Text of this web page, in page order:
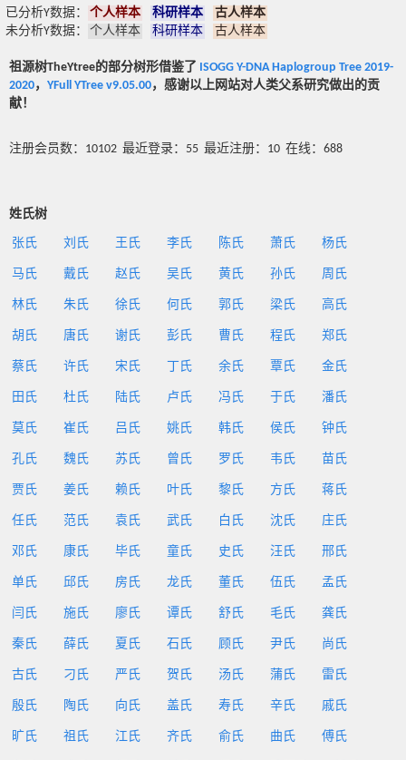
已分析Y数据： 个人样本 科研样本
古人样本
未分析Y数据：
个人样本 科研样本 古人样本
祖源树TheYtree的部分树形借鉴了 ISOGG Y-DNA Haplogroup Tree 2019-
2020， YFull YTree v9.05.00，感谢以上网站对人类父系研究做出的贡
献！
注册会员数：10102 最近登录：55 最近注册：10 在线：688
姓氏树
张氏 刘氏 王氏 李氏 陈氏 萧氏 杨氏
马氏 戴氏 赵氏 吴氏 黄氏 孙氏 周氏
林氏 朱氏 徐氏 何氏 郭氏 梁氏 高氏
胡氏 唐氏 谢氏 彭氏 曹氏 程氏 郑氏
蔡氏 许氏 宋氏 丁氏 余氏 覃氏 金氏
田氏 杜氏 陆氏 卢氏 冯氏 于氏 潘氏
莫氏 崔氏 吕氏 姚氏 韩氏 侯氏 钟氏
孔氏 魏氏 苏氏 曾氏 罗氏 韦氏 苗氏
贾氏 姜氏 赖氏 叶氏 黎氏 方氏 蒋氏
任氏 范氏 袁氏 武氏 白氏 沈氏 庄氏
邓氏 康氏 毕氏 童氏 史氏 汪氏 邢氏
单氏 邱氏 房氏 龙氏 董氏 伍氏 孟氏
闫氏 施氏 廖氏 谭氏 舒氏 毛氏 龚氏
秦氏 薛氏 夏氏 石氏 顾氏 尹氏 尚氏
古氏 刁氏 严氏 贺氏 汤氏 蒲氏 雷氏
殷氏 陶氏 向氏 盖氏 寿氏 辛氏 戚氏
旷氏 祖氏 江氏 齐氏 俞氏 曲氏 傅氏